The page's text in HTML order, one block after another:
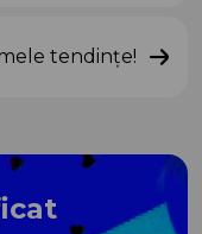
tendințe!